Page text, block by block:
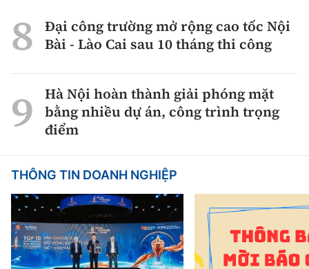
Đại công trường mở rộng cao tốc Nội
Bài - Lào Cai sau 10 tháng thi công
Hà Nội hoàn thành giải phóng mặt
bằng nhiều dự án, công trình trọng
điểm
THÔNG TIN DOANH NGHIỆP